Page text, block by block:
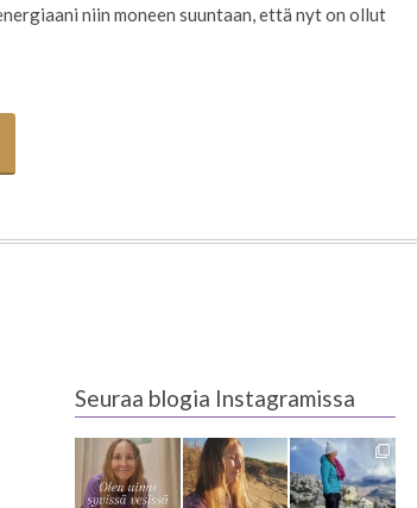
niin moneen suuntaan, että nyt on ollut
Seuraa blogia Instagramissa